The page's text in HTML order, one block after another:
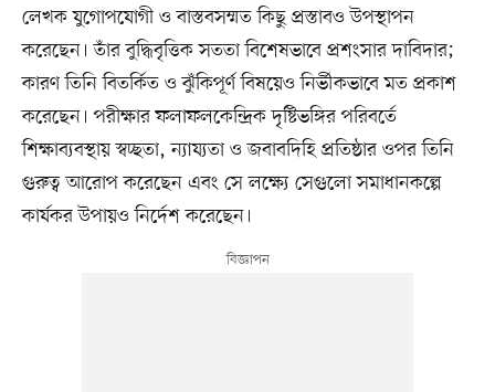
লেখক যুগোপযোগী ও বাস্তবসম্মত কিছু প্রস্তাবও উপস্থাপন
করেছেন। তাঁর বুদ্ধিবৃত্তিক সততা বিশেষভাবে প্রশংসার দাবিদার;
কারণ তিনি বিতর্কিত ও ঝুঁকিপূর্ণ বিষয়েও নির্ভীকভাবে মত প্রকাশ
করেছেন। পরীক্ষার ফলাফলকেন্দ্রিক দৃষ্টিভঙ্গির পরিবর্তে
শিক্ষাব্যবস্থায় স্বচ্ছতা, ন্যায্যতা ও জবাবদিহি প্রতিষ্ঠার ওপর তিনি
গুরুত্ব আরোপ করেছেন এবং সে লক্ষ্যে সেগুলো সমাধানকল্পে
কার্যকর উপায়ও নির্দেশ করেছেন।